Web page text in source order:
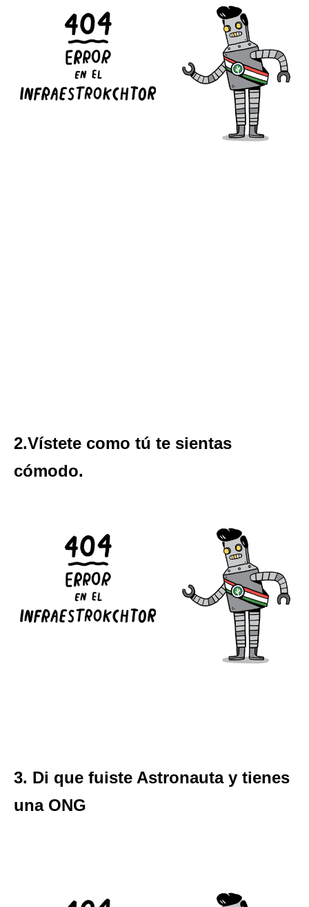
2.Vístete como tú te sientas
cómodo.
3. Di que fuiste Astronauta y tienes
una ONG